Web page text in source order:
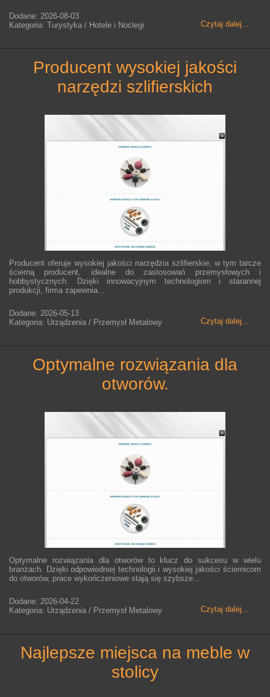
Czytaj dalej...
Dodane: 2026-08-03
Kategoria: Turystyka / Hotele i Noclegi
producent wysokiej jakości
narzędzi szlifierskich
Producent oferuje wysokiej jakości narzędzia szlifierskie, w tym tarcze
ścierną producent, idealne do zastosowań przemysłowych i
hobbystycznych. Dzięki innowacyjnym technologiom i starannej
produkcji, firma zapewnia...
Czytaj dalej...
Dodane: 2026-05-13
Kategoria: Urządzenia / Przemysł Metalowy
optymalne rozwiązania dla
otworów.
Optymalne rozwiązania dla otworów to klucz do sukcesu w wielu
branżach. Dzięki odpowiedniej technologii i wysokiej jakości ściernicom
do otworów, prace wykończeniowe stają się szybsze...
Czytaj dalej...
Dodane: 2026-04-22
Kategoria: Urządzenia / Przemysł Metalowy
najlepsze miejsca na meble w
stolicy